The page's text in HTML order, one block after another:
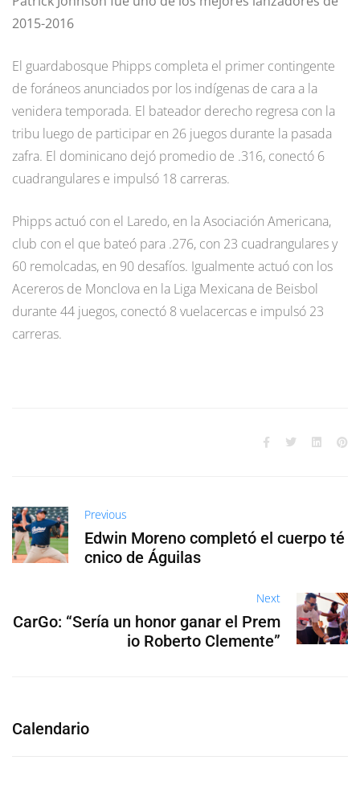
2015-2016
El guardabosque Phipps completa el primer contingente
de foráneos anunciados por los indígenas de cara a la
venidera temporada. El bateador derecho regresa con la
tribu luego de participar en 26 juegos durante la pasada
zafra. El dominicano dejó promedio de .316, conectó 6
cuadrangulares e impulsó 18 carreras.
Phipps actuó con el Laredo, en la Asociación Americana,
club con el que bateó para .276, con 23 cuadrangulares y
60 remolcadas, en 90 desafíos. Igualmente actuó con los
Acereros de Monclova en la Liga Mexicana de Beisbol
durante 44 juegos, conectó 8 vuelacercas e impulsó 23
carreras.
Previous
Edwin Moreno completó el cuerpo té
cnico de Águilas
Next
CarGo: “Sería un honor ganar el Prem
io Roberto Clemente”
Calendario